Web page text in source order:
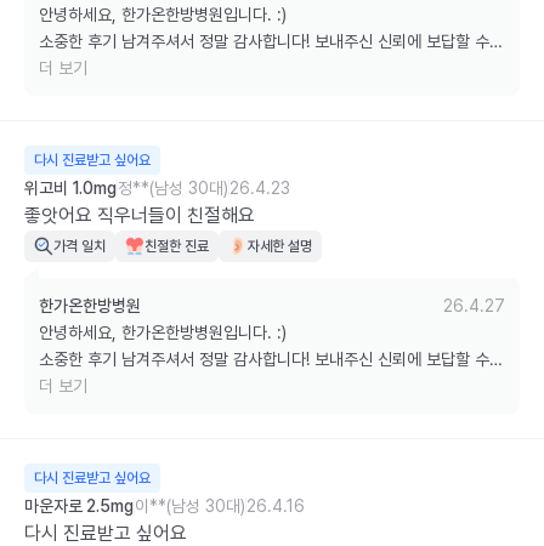
안녕하세요, 한가온한방병원입니다. :)
소중한 후기 남겨주셔서 정말 감사합니다! 보내주신 신뢰에 보답할 수
있도록 늘 최선을 다하겠습니다.
더 보기
다시 진료받고 싶어요
위고비 1.0mg정**(남성 30대)26.4.23
좋앗어요 직우너들이 친절해요
가격 일치 친절한 진료 자세한 설명
한가온한방병원
26.4.27
안녕하세요, 한가온한방병원입니다. :)
소중한 후기 남겨주셔서 정말 감사합니다! 보내주신 신뢰에 보답할 수
있도록 늘 최선을 다하겠습니다.
더 보기
다시 진료받고 싶어요
마운자로 2.5mg이**(남성 30대)26.4.16
다시 진료받고 싶어요